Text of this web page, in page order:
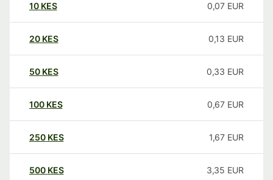
10 KES 0,07 EUR
20 KES 0,13 EUR
50 KES 0,33 EUR
100 KES 0,67 EUR
250 KES 1,67 EUR
500 KES 3,35 EUR